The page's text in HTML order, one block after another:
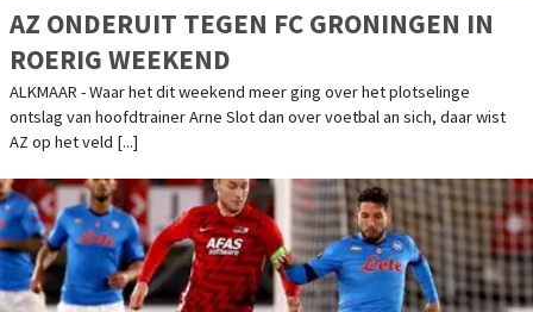
AZ ONDERUIT TEGEN FC GRONINGEN IN
ROERIG WEEKEND
ALKMAAR - Waar het dit weekend meer ging over het plotselinge
ontslag van hoofdtrainer Arne Slot dan over voetbal an sich, daar wist
AZ op het veld [...]